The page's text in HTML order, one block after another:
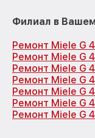
Филиал в
Ремонт Miele G
Ремонт Miele G
Ремонт Miele G
Ремонт Miele G
Ремонт Miele G
Ремонт Miele G
Ремонт Miele G